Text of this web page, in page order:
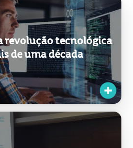
revolução tecnológica
de uma década